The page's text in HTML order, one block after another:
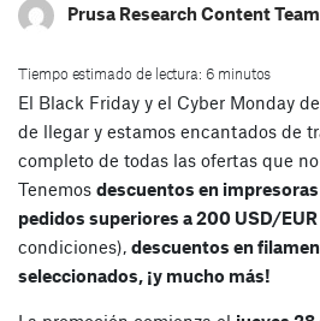
Prusa Research Content Team
Tiempo estimado de lectura: 6 minutos
El Black Friday y el Cyber Monday
de llegar y estamos encantados de
completo de todas las ofertas que
Tenemos descuentos en
pedidos superiores a 200 USD/EUR
condiciones), descuentos en
seleccionados, ¡y mucho más!